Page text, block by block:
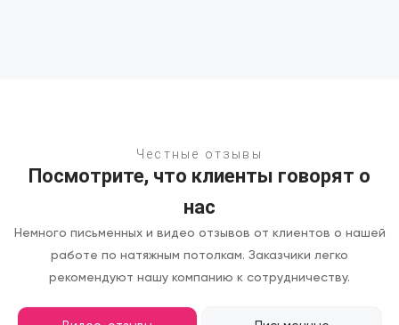
Честные отзывы
Посмотрите, что клиенты говорят о
нас
Немного письменных и видео отзывов от клиентов о нашей
работе по натяжным потолкам. Заказчики легко
рекомендуют нашу компанию к сотрудничеству.